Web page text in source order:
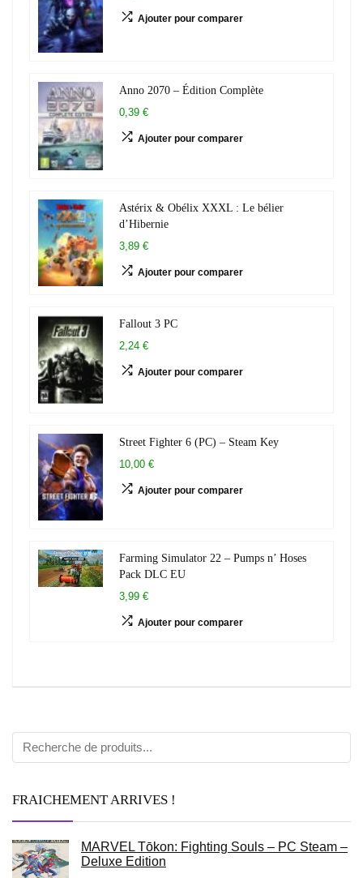
Ajouter pour comparer
Anno 2070 – Édition Complète
0,39 €
Ajouter pour comparer
Astérix & Obélix XXXL : Le bélier
d’Hibernie
3,89 €
Ajouter pour comparer
Fallout 3 PC
2,24 €
Ajouter pour comparer
Street Fighter 6 (PC) – Steam Key
10,00 €
Ajouter pour comparer
Farming Simulator 22 – Pumps n’ Hoses
Pack DLC EU
3,99 €
Ajouter pour comparer
FRAICHEMENT ARRIVES !
MARVEL Tōkon: Fighting Souls – PC Steam –
Deluxe Edition